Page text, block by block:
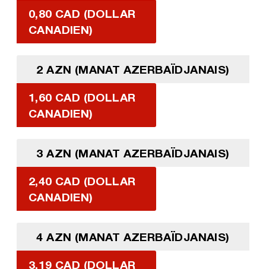
0,80 CAD (DOLLAR
CANADIEN)
2 AZN (MANAT AZERBAÏDJANAIS)
1,60 CAD (DOLLAR
CANADIEN)
3 AZN (MANAT AZERBAÏDJANAIS)
2,40 CAD (DOLLAR
CANADIEN)
4 AZN (MANAT AZERBAÏDJANAIS)
3,19 CAD (DOLLAR